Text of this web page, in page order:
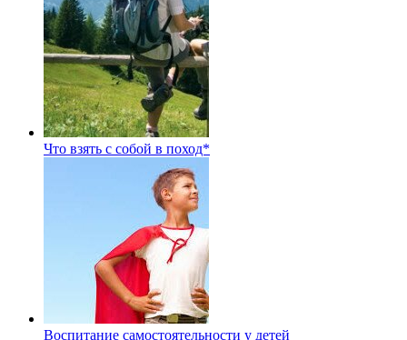
Что взять с собой в поход*
Воспитание самостоятельности у детей